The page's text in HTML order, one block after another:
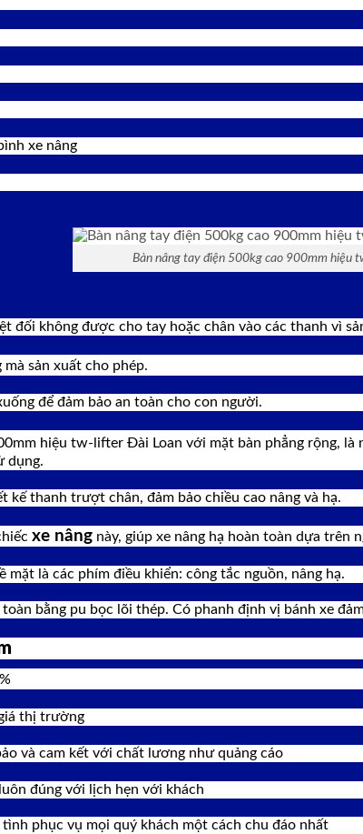
xe nâng
Bàn nâng tay điện 500kg cao 900mm hiệu
đối không được cho tay hoặc chân vào các thanh vì
sản xuất cho phép.
để đảm bảo an toàn cho con người.
hiệu tw-lifter Đài Loan với mặt bàn phẳng rộng,
dụng.
kế thanh trượt chân, đảm bảo chiều cao nâng và hạ.
xe nâng này, giúp xe nâng hạ hoàn toàn dựa trên
mặt là các phím điều khiển: công tắc nguồn, nâng hạ.
bằng pu bọc lõi thép. Có phanh định vị bánh xe
thị trường
và cam kết với chất lương như quảng cáo
đúng với lịch hẹn với khách
phục vụ mọi quý khách một cách chu đáo nhất